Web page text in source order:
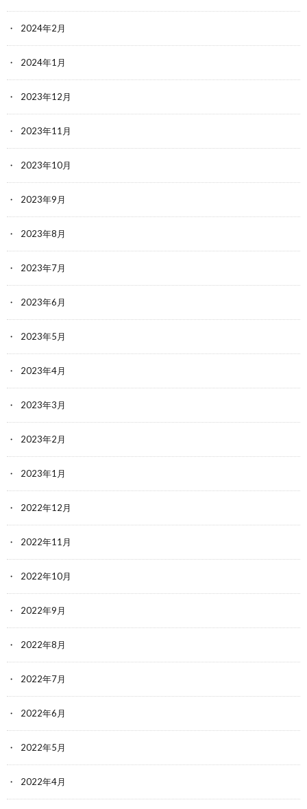
2024年2月
2024年1月
2023年12月
2023年11月
2023年10月
2023年9月
2023年8月
2023年7月
2023年6月
2023年5月
2023年4月
2023年3月
2023年2月
2023年1月
2022年12月
2022年11月
2022年10月
2022年9月
2022年8月
2022年7月
2022年6月
2022年5月
2022年4月